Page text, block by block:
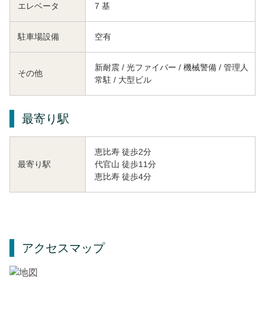
エレベータ 7 基
駐車場設備 空有
その他
新耐震 / 光ファイバー / 機械警備 / 管理人
常駐 / 大型ビル
最寄り駅
最寄り駅
恵比寿 徒歩2分
代官山 徒歩11分
恵比寿 徒歩4分
アクセスマップ